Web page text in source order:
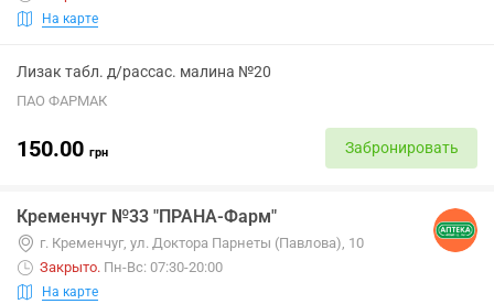
На карте
Лизак табл. д/рассас. малина №20
ПАО ФАРМАК
150.00 грн Забронировать
Кременчуг №33 "ПРАНА-Фарм"
г. Кременчуг, ул. Доктора Парнеты (Павлова), 10
Закрыто. Пн-Вс: 07:30-20:00
На карте